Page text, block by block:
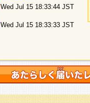
Wed Jul 15 18:33:44 JST
Wed Jul 15 18:33:33 JST